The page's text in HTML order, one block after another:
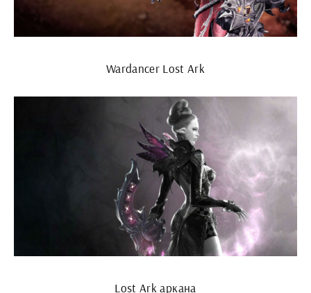
Wardancer Lost Ark
Lost Ark аркана